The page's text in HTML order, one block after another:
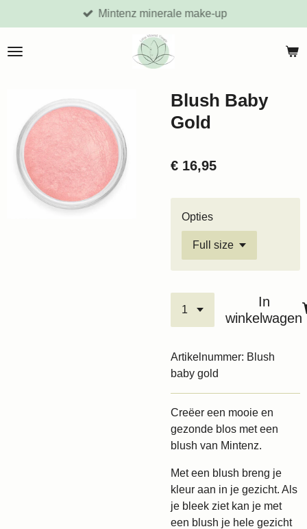
direct
naar
Mintenz minerale make-up
Blush Baby
Gold
€ 16,95
Opties
In
winkelwagen
Artikelnummer: Blush
baby gold
Creëer een mooie en
gezonde blos met een
blush van Mintenz.
Met een blush breng je
kleur aan in je gezicht. Als
je bleek ziet kan je met
een blush je hele gezicht